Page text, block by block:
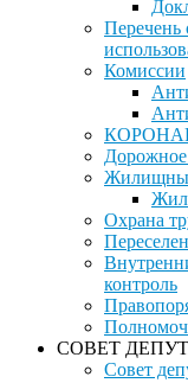
Перечень
Комиссии
Дорожное
Охрана
контроль
СОВЕТ
Совет